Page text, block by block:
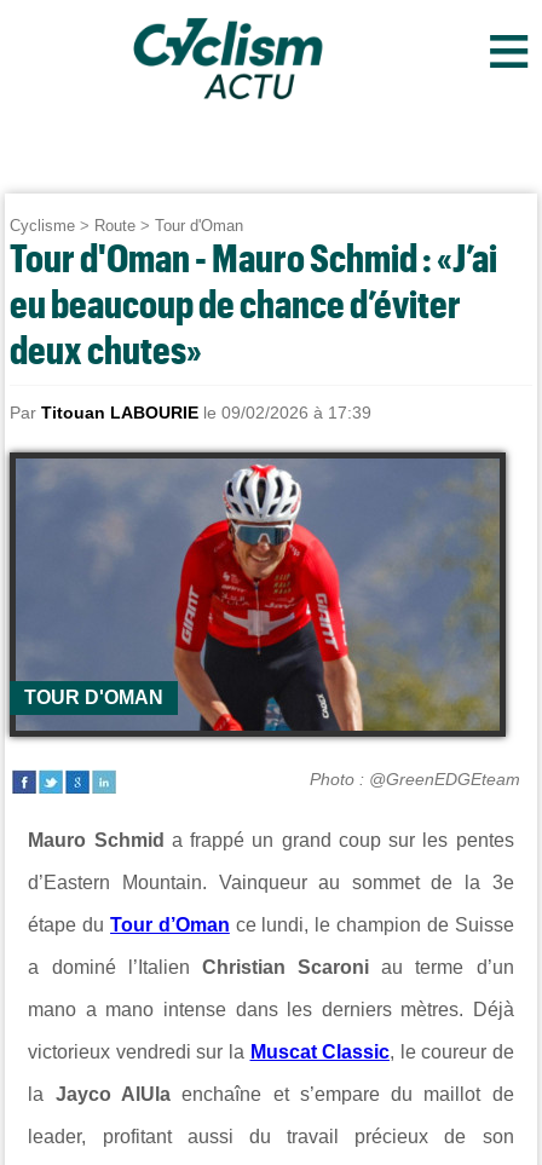
≡
Cyclisme > Route >Tour d'Oman
Tour d'Oman - Mauro Schmid : «J’ai
eu beaucoup de chance d’éviter
deux chutes»
ParTitouan LABOURIE le 09/02/2026 à 17:39
TOUR D'OMAN
Photo : @GreenEDGEteam
Mauro Schmid a frappé un grand coup sur les pentes
d’Eastern Mountain. Vainqueur au sommet de la 3e
étape duTour d’Oman ce lundi, le champion de Suisse
a dominé l’Italien Christian Scaroni au terme d’un
mano a mano intense dans les derniers mètres. Déjà
victorieux vendredi sur la Muscat Classic, le coureur de
la Jayco AlUlaenchaîne et s’empare du maillot de
leader, profitant aussi du travail précieux de son